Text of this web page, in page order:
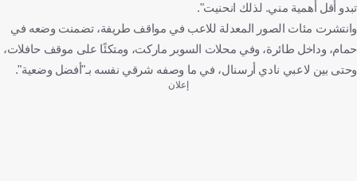
تبدو أقل أهمية مني. لذلك انحنيت".
وانتشرت مئات الصور المعدلة للاعب في مواقف طريفة، تضمنت وضعه في
حمام، وداخل طائرة، وفي محلات السوبر ماركت، ومتكئًا على موقف حافلات،
وحتى بين لاعبي نادي أرسنال، في ما وصفه شرقي نفسه بـ"أفضل وضعية".
إعلان